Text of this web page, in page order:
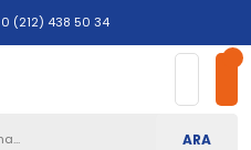
(212) 438 50 34
ARA